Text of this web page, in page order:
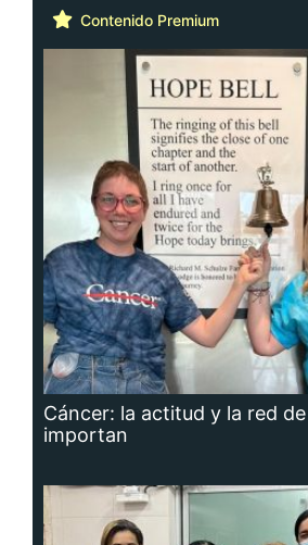
Contenido Premium
Cáncer: la actitud y la red
importan